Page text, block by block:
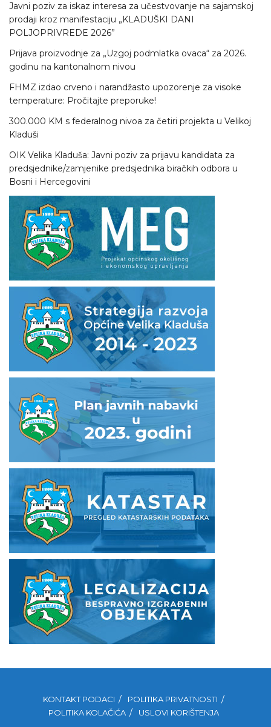
Javni poziv za iskaz interesa za učestvovanje na sajamskoj
prodaji kroz manifestaciju „KLADUŠKI DANI
POLJOPRIVREDE 2026”
Prijava proizvodnje za „Uzgoj podmlatka ovaca“ za 2026.
godinu na kantonalnom nivou
FHMZ izdao crveno i narandžasto upozorenje za visoke
temperature: Pročitajte preporuke!
300.000 KM s federalnog nivoa za četiri projekta u Velikoj
Kladuši
OIK Velika Kladuša: Javni poziv za prijavu kandidata za
predsjednike/zamjenike predsjednika biračkih odbora u
Bosni i Hercegovini
KONTAKT PODACI
POLITIKA PRIVATNOSTI
POLITIKA KOLAČIĆA
USLOVI KORIŠTENJA